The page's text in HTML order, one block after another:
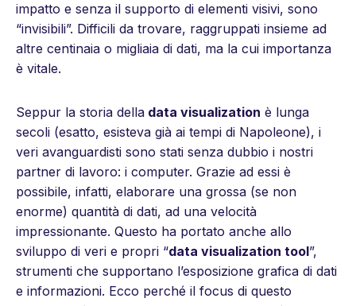
impatto e senza il supporto di elementi visivi, sono
“invisibili”. Difficili da trovare, raggruppati insieme ad
altre centinaia o migliaia di dati, ma la cui importanza
è vitale.
Seppur la storia della data visualization è lunga
secoli (esatto, esisteva già ai tempi di Napoleone), i
veri avanguardisti sono stati senza dubbio i nostri
partner di lavoro: i computer. Grazie ad essi è
possibile, infatti, elaborare una grossa (se non
enorme) quantità di dati, ad una velocità
impressionante. Questo ha portato anche allo
sviluppo di veri e propri “data visualization tool”,
strumenti che supportano l’esposizione grafica di dati
e informazioni. Ecco perché il focus di questo